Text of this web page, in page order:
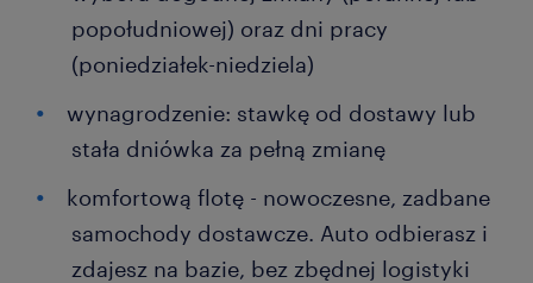
popołudniowej) oraz dni pracy
(poniedziałek-niedziela)
wynagrodzenie: stawkę od dostawy lub
stała dniówka za pełną zmianę
komfortową flotę - nowoczesne, zadbane
samochody dostawcze. Auto odbierasz i
zdajesz na bazie, bez zbędnej logistyki